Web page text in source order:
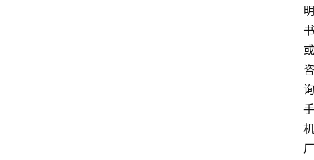
明
书
或
咨
询
手
机
厂